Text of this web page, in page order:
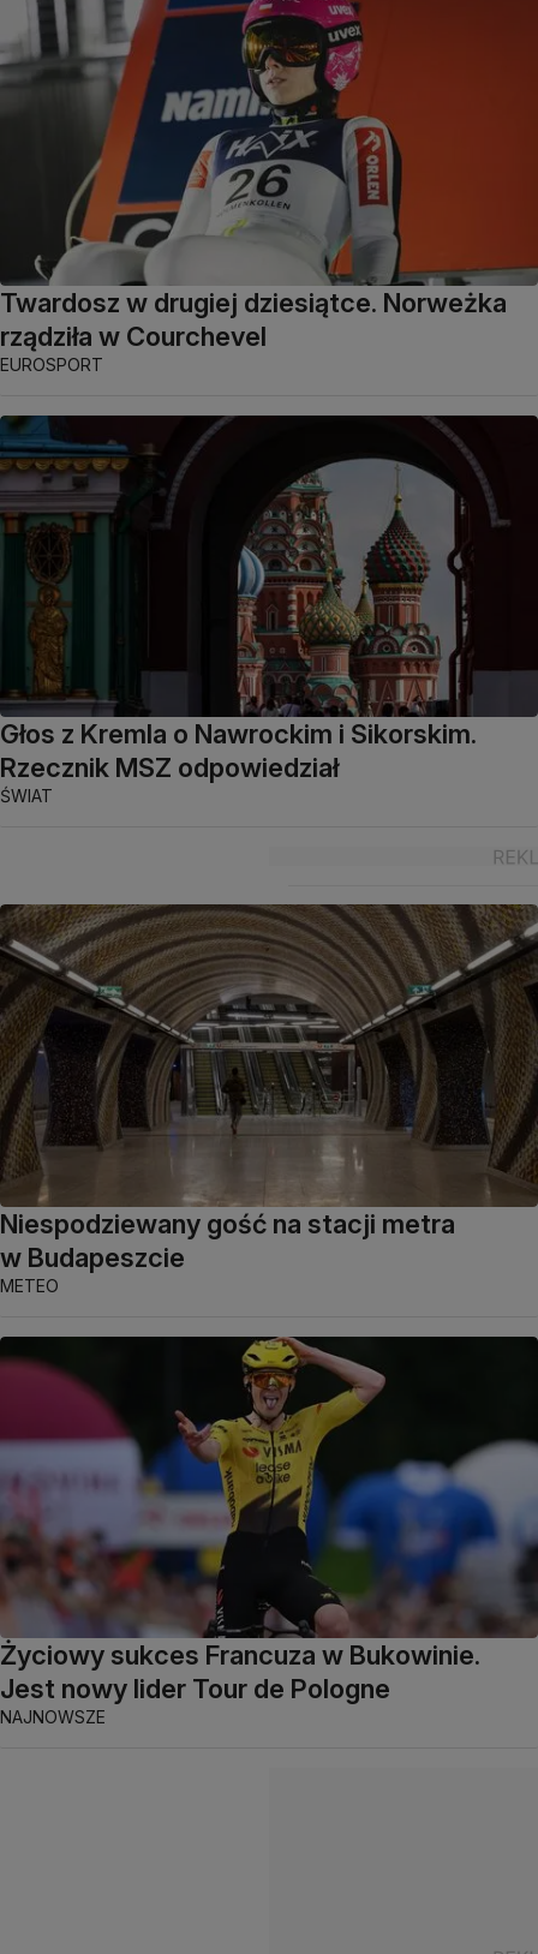
Twardosz w drugiej dziesiątce. Norweżka
rządziła w Courchevel
EUROSPORT
Głos z Kremla o Nawrockim i Sikorskim.
Rzecznik MSZ odpowiedział
ŚWIAT
Niespodziewany gość na stacji metra
w Budapeszcie
METEO
Życiowy sukces Francuza w Bukowinie.
Jest nowy lider Tour de Pologne
NAJNOWSZE